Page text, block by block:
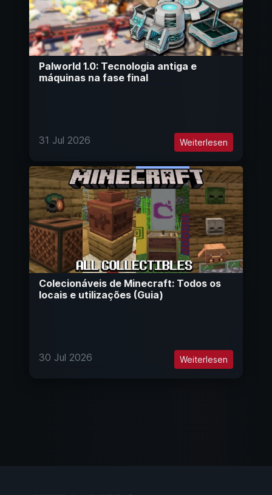
Palworld 1.0: Tecnologia antiga e
máquinas na fase final
31 Jul 2026 Weiterlesen
Colecionáveis de Minecraft: Todos os
locais e utilizações (Guia)
30 Jul 2026 Weiterlesen